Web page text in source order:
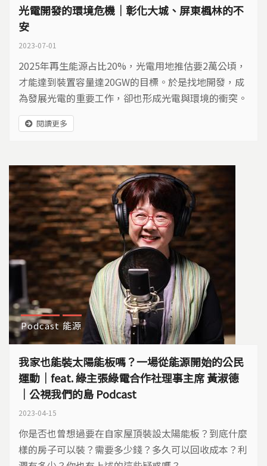
光電開發的環境危機｜彰化大城、屏東楓林的不
安
2023-07-01
2025年再生能源占比20%，光電用地推估要2萬公頃，
才能達到裝置容量達20GW的目標。於是找地開發，成
為發展光電的重要工作，卻也形成光電與環境的衝突。
閱讀更多
Podcast 能源
我家也能裝太陽能板嗎？一場從能源開始的公民
運動｜feat. 綠主張綠電合作社理事主席 黃淑德
｜公視我們的島 Podcast
2023-04-15
你是否也曾想過要在自家屋頂裝設太陽能板？到底什麼
樣的房子可以裝？需要多少錢？多久可以回收成本？利